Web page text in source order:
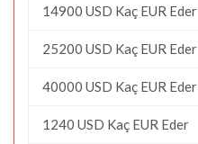
14900 USD Kaç EUR Eder
25200 USD Kaç EUR Eder
40000 USD Kaç EUR Eder
1240 USD Kaç EUR Eder